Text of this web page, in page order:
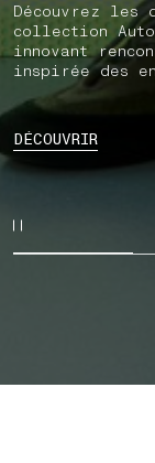
Découvrez les
collection
innovant
inspirée des
DÉCOUVRIR